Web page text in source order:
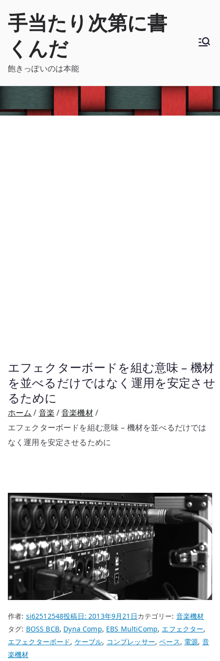
手当たり次第に書
くんだ
飽きっぽいのは本能
エフェクターボードを組む意味 – 機材
を並べるだけではなく運用を安定させ
るために
ホーム 音楽
音楽機材
エフェクターボードを組む意味 – 機材を並べるだけでは
なく運用を安定させるために
作者: si62512548投稿日:2013年9月21日カテゴリー: 音楽機材
タグ: BOSS BCB, Dyna Comp, EBS MultiComp, エフェクター,
エフェクターボード, ケーブル, コンプレッサー,ベース, 電源, 音
楽機材